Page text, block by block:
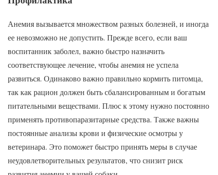
Анемия вызывается множеством разных болезней, и иногда
ее невозможно не допустить. Прежде всего, если ваш
воспитанник заболел, важно быстро назначить
соответствующее лечение, чтобы анемия не успела
развиться. Одинаково важно правильно кормить питомца,
так как рацион должен быть сбалансированным и богатым
питательными веществами. Плюс к этому нужно постоянно
применять противопаразитарные средства. Также важны
постоянные анализы крови и физические осмотры у
ветеринара. Это поможет быстро принять меры в случае
неудовлетворительных результатов, что снизит риск